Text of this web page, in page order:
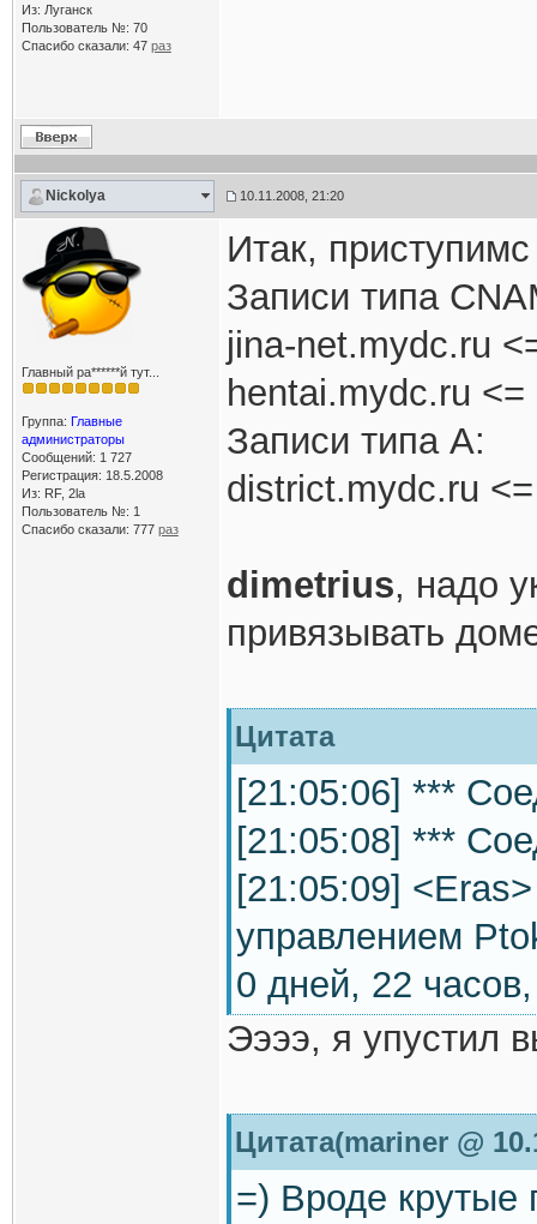
Из: Луганск
Пользователь №: 70
Спасибо сказали: 47 раз
Nickolya 10.11.2008, 21:20
Главный ра******й тут...
Группа: Главные
администраторы
Сообщений: 1 727
Регистрация: 18.5.2008
Из: RF, 2la
Пользователь №: 1
Спасибо сказали: 777 раз
Итак,
Записи типа
jina-net.mydc.ru
hentai.mydc.ru
Записи типа A:
district.mydc.ru
dimetrius, надо
привязывать
Цитата
[21:05:06] ***
[21:05:08] ***
[21:05:09]
управлением
0 дней, 22
Ээээ, я упустил
Цитата(mariner @
=) Вроде крутые